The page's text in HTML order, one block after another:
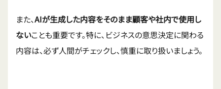
また、AIが生成した内容をそのまま顧客や社内で使用し
ないことも重要です。特に、ビジネスの意思決定に関わる
内容は、必ず人間がチェックし、慎重に取り扱いましょう。